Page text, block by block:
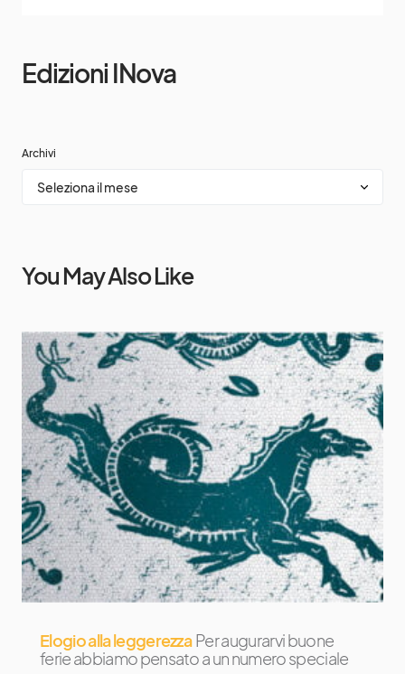
Edizioni INova
Archivi
You May Also Like
Elogio alla leggerezza Per augurarvi buone
ferie abbiamo pensato a un numero speciale